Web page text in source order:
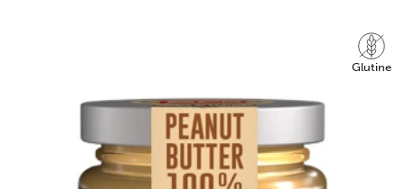
Glutine